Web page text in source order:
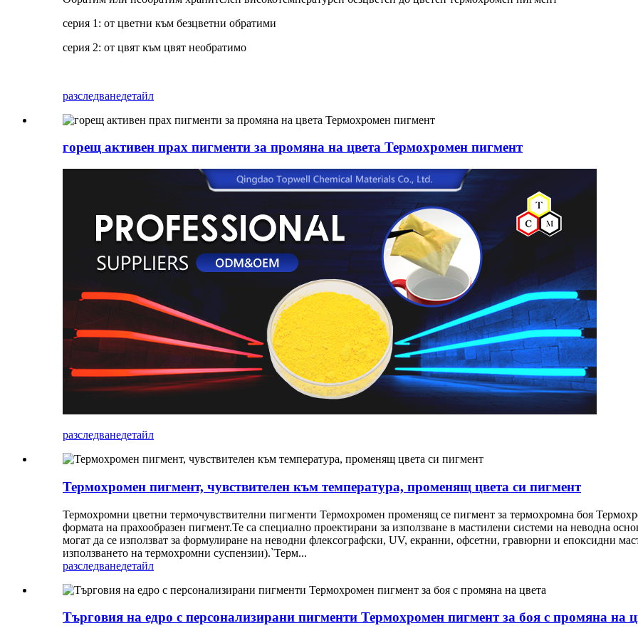
серия 1: от цветни към безцветни обратими
серия 2: от цвят към цвят необратимо
разследванедетайл
горещ активен прах пигменти за промяна на цвета Термохромен пигмент
разследванедетайл
Термохромен пигмент, чувствителен към температура, променящ цвета си пигмент
Термохромни цветни термочувствителни пигменти Термохромен променящ се пигмент за термохромна боя
формата на прахообразен пигмент.Те са специално проектирани за използване в мастилени системи на неводна
могат да се използват за формулиране на неводни флексографски, UV, екранни, офсетни, гравюрни и епоксидни
използването на термохромни суспензии).`Терм...
разследванедетайл
Търговия на едро с персонализирани пигменти Термохромен пигмент за боя с промяна на